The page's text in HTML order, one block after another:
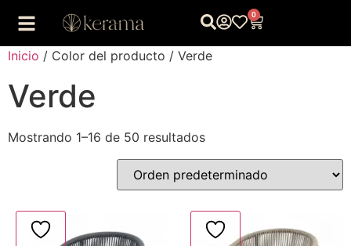
0
Inicio / Color del producto / Verde
Verde
Mostrando 1–16 de 50 resultados